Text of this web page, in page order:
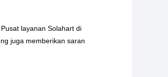
layanan Solahart di
juga memberikan saran